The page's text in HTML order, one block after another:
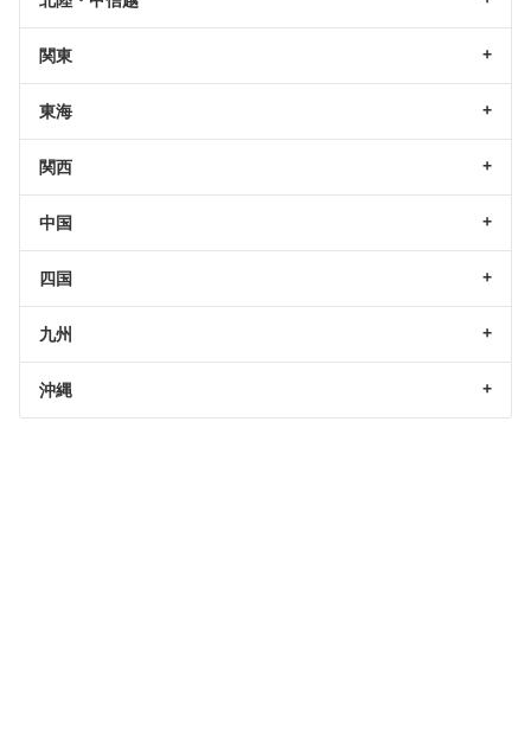
関東
東海
関西
中国
四国
九州
沖縄